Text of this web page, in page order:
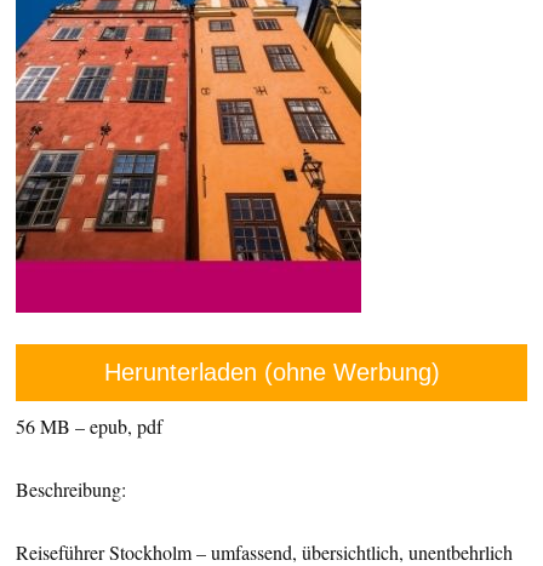
Herunterladen (ohne Werbung)
56 MB – epub, pdf
Beschreibung:
Reiseführer Stockholm – umfassend, übersichtlich, unentbehrlich